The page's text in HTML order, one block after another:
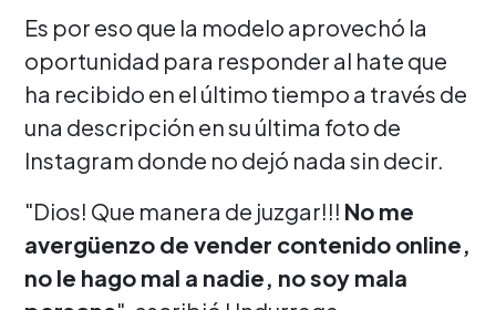
Es por eso que la modelo aprovechó la
oportunidad para responder al hate que
ha recibido en el último tiempo a través de
una descripción en su última foto de
Instagram donde no dejó nada sin decir.
"Dios! Que manera de juzgar!!! No me
avergüenzo de vender contenido online,
no le hago mal a nadie, no soy mala